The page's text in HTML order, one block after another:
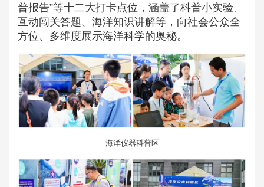
普报告”等十二大打卡点位，涵盖了科普小实验、
互动闯关答题、海洋知识讲解等，向社会公众全
方位、多维度展示海洋科学的奥秘。
海洋仪器科普区